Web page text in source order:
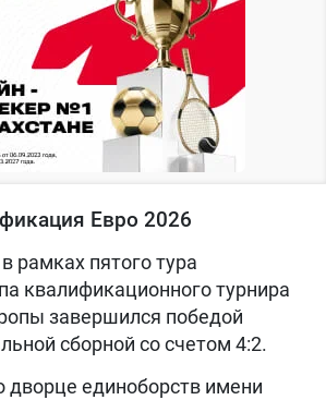
Евро 2026
рамках пятого тура
квалификационного турнира
завершился победой
сборной со счетом 4:2.
дворце единоборств имени